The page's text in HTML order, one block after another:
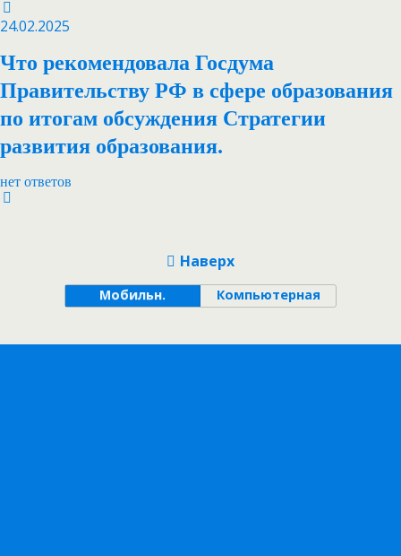
24.02.2025
Что рекомендовала Госдума
Правительству РФ в сфере образования
по итогам обсуждения Стратегии
развития образования.
нет ответов
Наверх
Мобильн. Компьютерная